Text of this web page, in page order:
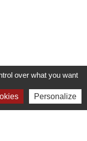
over what you want
Personalize